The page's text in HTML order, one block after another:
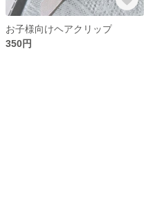
お子様向けヘアクリップ
350円